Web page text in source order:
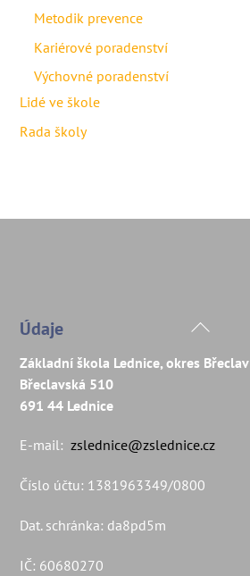
Metodik prevence
Kariérové poradenství
Výchovné poradenství
Lidé ve škole
Rada školy
Back
Top
Údaje
Základní škola Lednice, okres Břeclav
Břeclavská 510
691 44 Lednice
E-mail:zslednice@zslednice.cz
Číslo účtu: 1381963349/0800
Dat. schránka: da8pd5m
IČ: 60680270